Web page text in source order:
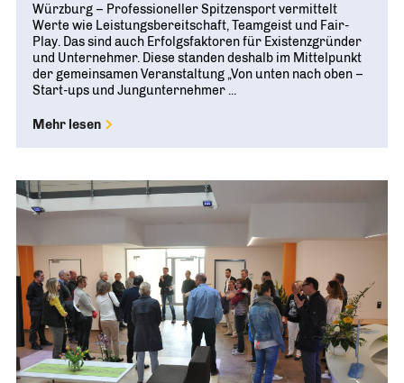
Würzburg – Professioneller Spitzensport vermittelt
Werte wie Leistungsbereitschaft, Teamgeist und Fair-
Play. Das sind auch Erfolgsfaktoren für Existenzgründer
und Unternehmer. Diese standen deshalb im Mittelpunkt
der gemeinsamen Veranstaltung „Von unten nach oben –
Start-ups und Jungunternehmer ...
Mehr lesen